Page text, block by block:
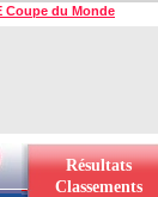
Coupe du Monde
Résultats
Classements